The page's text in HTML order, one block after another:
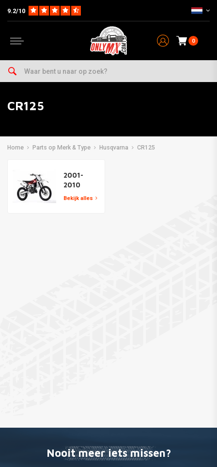
9.2/10
0
CR125
Home Parts op Merk & Type Husqvarna CR125
2001-
2010
Bekijk alles
Nooit meer iets missen?